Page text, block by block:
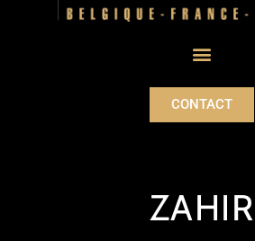
CONTACT
ZAHIR